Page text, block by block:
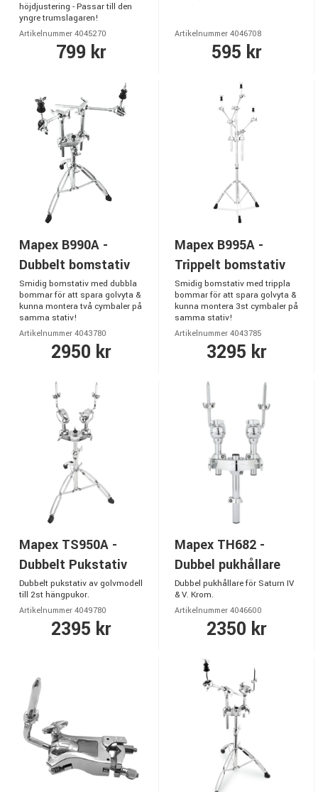
höjdjustering - Passar till den
yngre trumslagaren!
Artikelnummer 4045270
799 kr
Artikelnummer 4046708
595 kr
Mapex B990A -
Dubbelt bomstativ
Smidig bomstativ med dubbla
bommar för att spara golvyta &
kunna montera två cymbaler på
samma stativ!
Artikelnummer 4043780
2950 kr
Mapex B995A -
Trippelt bomstativ
Smidig bomstativ med trippla
bommar för att spara golvyta &
kunna montera 3st cymbaler på
samma stativ!
Artikelnummer 4043785
3295 kr
Mapex TS950A -
Dubbelt Pukstativ
Dubbelt pukstativ av golvmodell
till 2st hängpukor.
Artikelnummer 4049780
2395 kr
Mapex TH682 -
Dubbel pukhållare
Dubbel pukhållare för Saturn IV
& V. Krom.
Artikelnummer 4046600
2350 kr